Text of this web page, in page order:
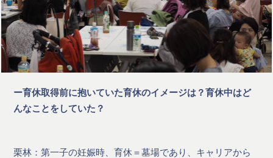
ー育休取得前に抱いていた育休のイメージは？育休中はど
んなことをしていた？
栗林：第一子の妊娠時、育休＝墓場であり、キャリアから